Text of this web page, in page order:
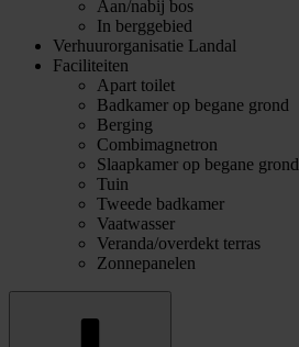
Aan/nabij bos
In berggebied
Verhuurorganisatie Landal
Faciliteiten
Apart toilet
Badkamer op begane grond
Berging
Combimagnetron
Slaapkamer op begane grond
Tuin
Tweede badkamer
Vaatwasser
Veranda/overdekt terras
Zonnepanelen